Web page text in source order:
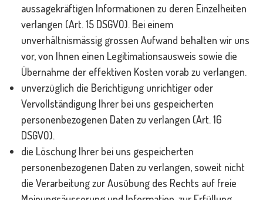
aussagekräftigen Informationen zu deren Einzelheiten
verlangen (Art. 15 DSGVO). Bei einem
unverhältnismässig grossen Aufwand behalten wir uns
vor, von Ihnen einen Legitimationsausweis sowie die
Übernahme der effektiven Kosten vorab zu verlangen.
unverzüglich die Berichtigung unrichtiger oder
Vervollständigung Ihrer bei uns gespeicherten
personenbezogenen Daten zu verlangen (Art. 16
DSGVO).
die Löschung Ihrer bei uns gespeicherten
personenbezogenen Daten zu verlangen, soweit nicht
die Verarbeitung zur Ausübung des Rechts auf freie